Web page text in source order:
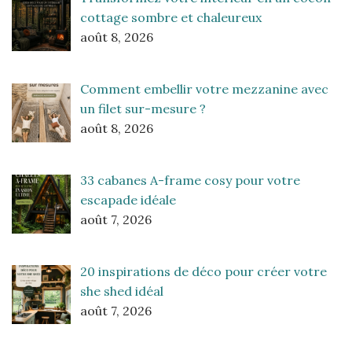
cottage sombre et chaleureux
août 8, 2026
Comment embellir votre mezzanine avec
un filet sur-mesure ?
août 8, 2026
33 cabanes A-frame cosy pour votre
escapade idéale
août 7, 2026
20 inspirations de déco pour créer votre
she shed idéal
août 7, 2026